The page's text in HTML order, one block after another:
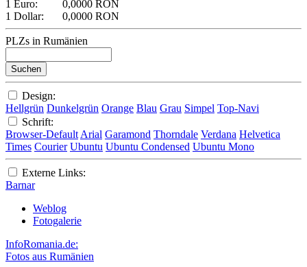
1 Euro:
0,0000 RON
1 Dollar:
0,0000 RON
PLZs in Rumänien
Design:
Hellgrün Dunkelgrün Orange Blau Grau Simpel Top-Navi
Schrift:
Browser-Default Arial Garamond Thorndale Verdana Helvetica
Times Courier Ubuntu Ubuntu Condensed Ubuntu Mono
Externe Links:
Barnar
Weblog
Fotogalerie
InfoRomania.de:
Fotos aus Rumänien